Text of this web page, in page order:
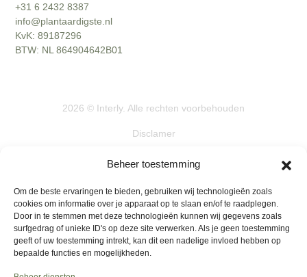
Beheer toestemming
Om de beste ervaringen te bieden, gebruiken wij technologieën zoals
cookies om informatie over je apparaat op te slaan en/of te raadplegen.
Door in te stemmen met deze technologieën kunnen wij gegevens zoals
surfgedrag of unieke ID's op deze site verwerken. Als je geen toestemming
geeft of uw toestemming intrekt, kan dit een nadelige invloed hebben op
bepaalde functies en mogelijkheden.
+31 6 2432 8387
info@plantaardigste.nl
KvK: 89187296
BTW: NL 864904642B01
2026 © Interly. Alle rechten voorbehouden
Disclamer
Actievoorwaarden
Privacybeleid
Retourbeleid